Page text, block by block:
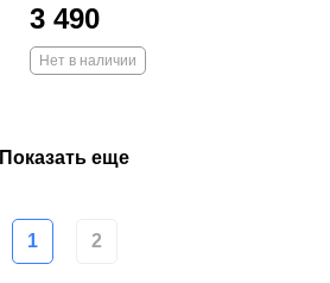
3 490
Нет в наличии
Показать еще
1 2